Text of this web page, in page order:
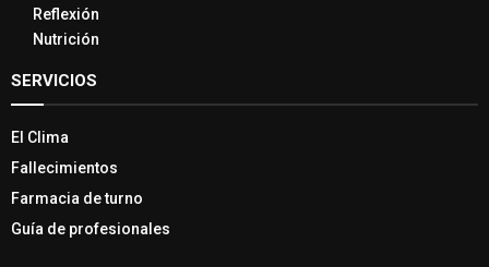
Reflexión
Nutrición
SERVICIOS
El Clima
Fallecimientos
Farmacia de turno
Guía de profesionales